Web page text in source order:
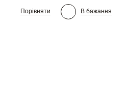
Порівняти В бажання